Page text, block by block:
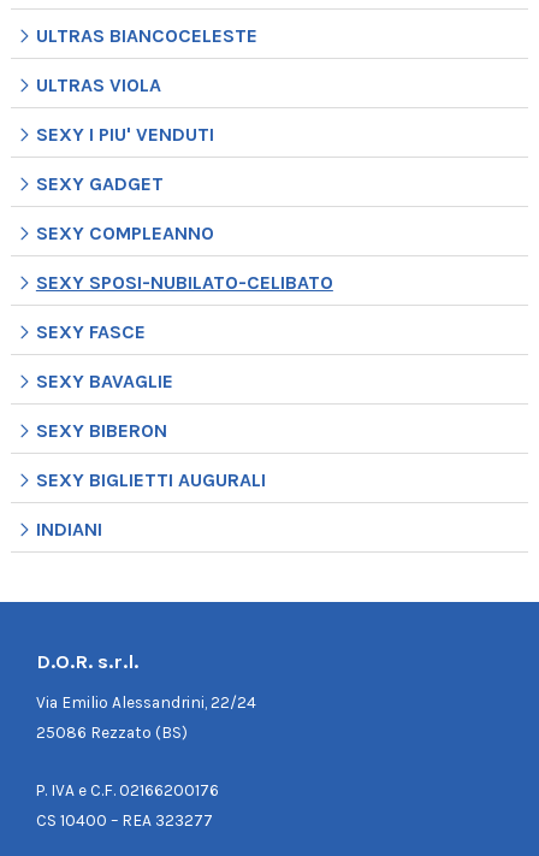
ULTRAS BIANCOCELESTE
ULTRAS VIOLA
SEXY I PIU' VENDUTI
SEXY GADGET
SEXY COMPLEANNO
SEXY SPOSI-NUBILATO-CELIBATO
SEXY FASCE
SEXY BAVAGLIE
SEXY BIBERON
SEXY BIGLIETTI AUGURALI
INDIANI
D.O.R. s.r.l.
Via Emilio Alessandrini, 22/24
25086 Rezzato (BS)
P. IVA e C.F. 02166200176
CS 10400 – REA 323277